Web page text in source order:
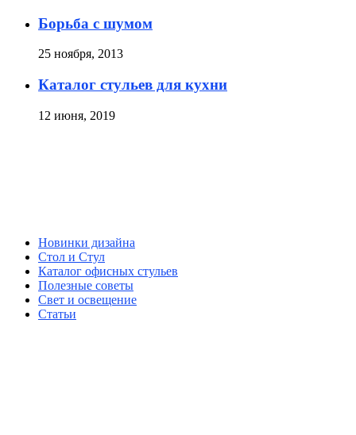
Борьба с шумом
25 ноября, 2013
Каталог стульев для кухни
12 июня, 2019
Новинки дизайна
Стол и Стул
Каталог офисных стульев
Полезные советы
Свет и освещение
Статьи